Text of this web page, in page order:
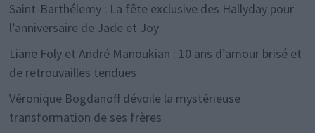
Saint-Barthélemy : La fête exclusive des Hallyday pour
l’anniversaire de Jade et Joy
Liane Foly et André Manoukian : 10 ans d’amour brisé et
de retrouvailles tendues
Véronique Bogdanoff dévoile la mystérieuse
transformation de ses frères